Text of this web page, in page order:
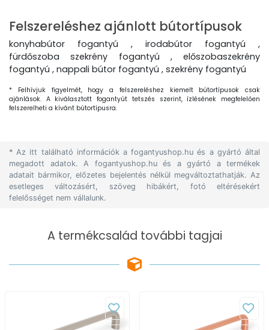
Felszereléshez ajánlott bútortípusok
konyhabútor fogantyú , irodabútor fogantyú ,
fürdőszoba szekrény fogantyú , előszobaszekrény
fogantyú , nappali bútor fogantyú , szekrény fogantyú
* Felhívjuk figyelmét, hogy a felszereléshez kiemelt bútortípusok csak
ajánlások. A kiválasztott fogantyút tetszés szerint, ízlésének megfelelően
felszerelheti a kívánt bútortípusra.
* Az itt található információk a fogantyushop.hu és a gyártó által
megadott adatok. A fogantyushop.hu és a gyártó a termékek
adatait bármikor, előzetes bejelentés nélkül megváltoztathatják. Az
esetleges változásért, szöveg hibákért, fotó eltérésekért
felelősséget nem vállalunk.
A termékcsalád további tagjai